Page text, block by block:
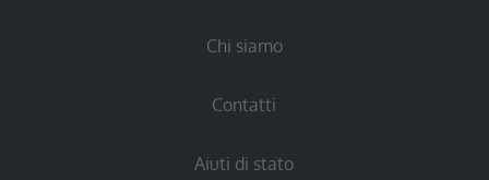
Chi siamo
Contatti
Aiuti di stato